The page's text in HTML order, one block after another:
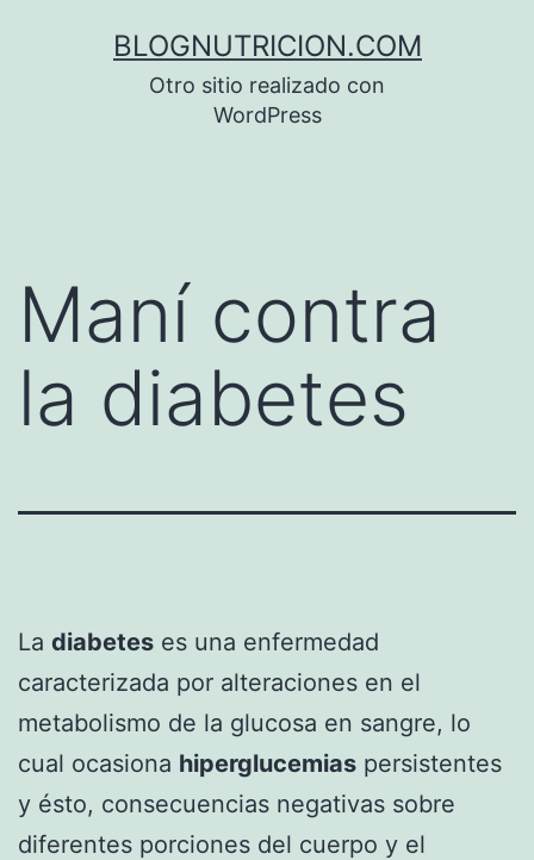
BLOGNUTRICION.COM
Otro sitio realizado con
WordPress
Maní contra
la diabetes
La diabetes es una enfermedad
caracterizada por alteraciones en el
metabolismo de la glucosa en sangre, lo
cual ocasiona hiperglucemias persistentes
y ésto, consecuencias negativas sobre
diferentes porciones del cuerpo y el